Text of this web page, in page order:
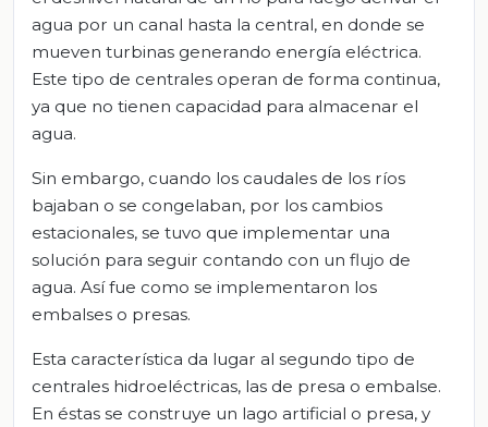
agua por un canal hasta la central, en donde se
mueven turbinas generando energía eléctrica.
Este tipo de centrales operan de forma continua,
ya que no tienen capacidad para almacenar el
agua.
Sin embargo, cuando los caudales de los ríos
bajaban o se congelaban, por los cambios
estacionales, se tuvo que implementar una
solución para seguir contando con un flujo de
agua. Así fue como se implementaron los
embalses o presas.
Esta característica da lugar al segundo tipo de
centrales hidroeléctricas, las de presa o embalse.
En éstas se construye un lago artificial o presa, y